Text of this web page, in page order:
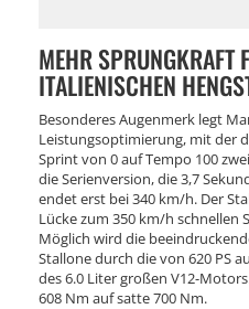
MEHR SPRUNGKRAFT
ITALIENISCHEN
Besonderes Augenmerk legt
Leistungsoptimierung, mit der
Sprint von 0 auf Tempo 100
die Serienversion, die 3,7
endet erst bei 340 km/h. Der
Lücke zum 350 km/h schnellen
Möglich wird die
Stallone durch die von 620 PS
des 6.0 Liter großen V12-
608 Nm auf satte 700 Nm.